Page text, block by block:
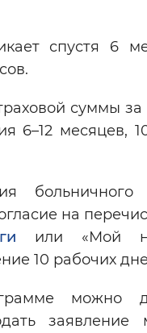
спустя 6
суммы
6–12 месяцев,
больничного
на
или «Мой
10 рабочих
можно
заявление